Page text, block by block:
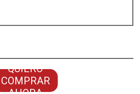
QUIERO
COMPRAR